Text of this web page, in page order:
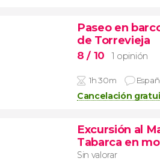
Paseo en
de Torrevieja
8/ 10 1 opinión
1h 30m
Cancelación
Excursión al
Tabarca en
Sin valorar